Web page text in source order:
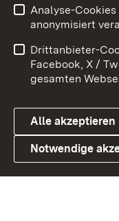
Link zum
Impressum
Barrierefreiheit
Cookies
Analyse-
anonymisiert
Drittanbieter-
Facebook, X /
gesamten
Alle akzeptieren
Notwendige